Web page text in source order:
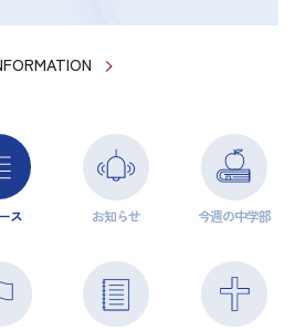
ス お知らせ 今週の中学部